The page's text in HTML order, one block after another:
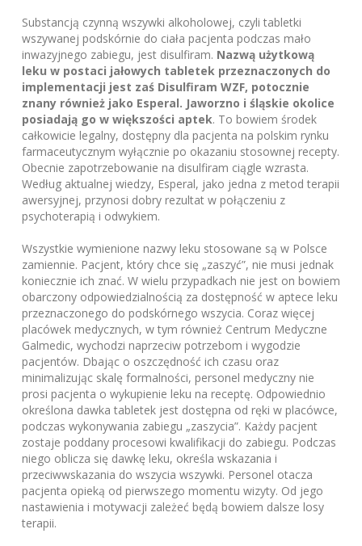
Substancją czynną wszywki alkoholowej, czyli tabletki
wszywanej podskórnie do ciała pacjenta podczas mało
inwazyjnego zabiegu, jest disulfiram. Nazwą użytkową
leku w postaci jałowych tabletek przeznaczonych do
implementacji jest zaś Disulfiram WZF, potocznie
znany również jako Esperal. Jaworzno i śląskie okolice
posiadają go w większości aptek. To bowiem środek
całkowicie legalny, dostępny dla pacjenta na polskim rynku
farmaceutycznym wyłącznie po okazaniu stosownej recepty.
Obecnie zapotrzebowanie na disulfiram ciągle wzrasta.
Według aktualnej wiedzy, Esperal, jako jedna z metod terapii
awersyjnej, przynosi dobry rezultat w połączeniu z
psychoterapią i odwykiem.
Wszystkie wymienione nazwy leku stosowane są w Polsce
zamiennie. Pacjent, który chce się „zaszyć”, nie musi jednak
koniecznie ich znać. W wielu przypadkach nie jest on bowiem
obarczony odpowiedzialnością za dostępność w aptece leku
przeznaczonego do podskórnego wszycia. Coraz więcej
placówek medycznych, w tym również Centrum Medyczne
Galmedic, wychodzi naprzeciw potrzebom i wygodzie
pacjentów. Dbając o oszczędność ich czasu oraz
minimalizując skalę formalności, personel medyczny nie
prosi pacjenta o wykupienie leku na receptę. Odpowiednio
określona dawka tabletek jest dostępna od ręki w placówce,
podczas wykonywania zabiegu „zaszycia”. Każdy pacjent
zostaje poddany procesowi kwalifikacji do zabiegu. Podczas
niego oblicza się dawkę leku, określa wskazania i
przeciwwskazania do wszycia wszywki. Personel otacza
pacjenta opieką od pierwszego momentu wizyty. Od jego
nastawienia i motywacji zależeć będą bowiem dalsze losy
terapii.